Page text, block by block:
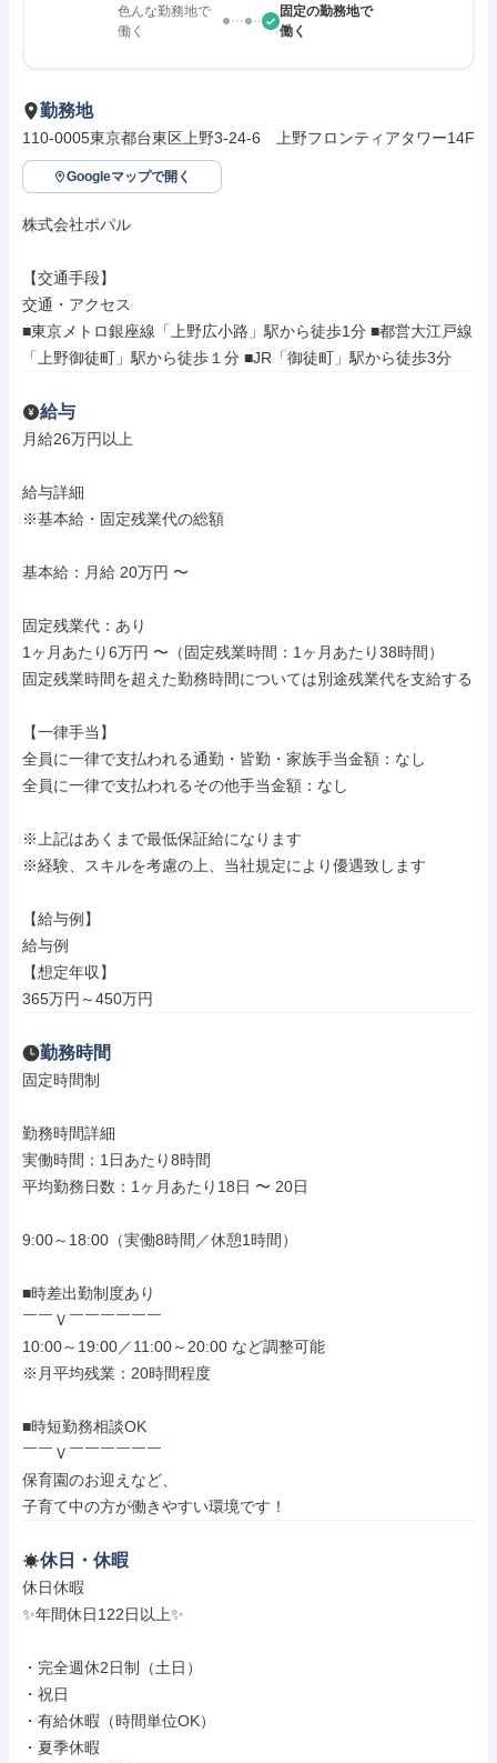
色んな勤務地で
働く
固定の勤務地で
働く
勤務地
110-0005東京都台東区上野3-24-6　上野フロンティアタワー14F
Googleマップで開く
株式会社ポパル
【交通手段】
交通・アクセス
■東京メトロ銀座線「上野広小路」駅から徒歩1分 ■都営大江戸線
「上野御徒町」駅から徒歩１分 ■JR「御徒町」駅から徒歩3分
給与
月給26万円以上
給与詳細
※基本給・固定残業代の総額
基本給：月給 20万円 〜
固定残業代：あり
1ヶ月あたり6万円 〜（固定残業時間：1ヶ月あたり38時間）
固定残業時間を超えた勤務時間については別途残業代を支給する
【一律手当】
全員に一律で支払われる通勤・皆勤・家族手当金額：なし
全員に一律で支払われるその他手当金額：なし
※上記はあくまで最低保証給になります
※経験、スキルを考慮の上、当社規定により優遇致します
【給与例】
給与例
【想定年収】
365万円～450万円
勤務時間
固定時間制
勤務時間詳細
実働時間：1日あたり8時間
平均勤務日数：1ヶ月あたり18日 〜 20日
9:00～18:00（実働8時間／休憩1時間）
■時差出勤制度あり
￣￣Ｖ￣￣￣￣￣￣
10:00～19:00／11:00～20:00 など調整可能
※月平均残業：20時間程度
■時短勤務相談OK
￣￣Ｖ￣￣￣￣￣￣
保育園のお迎えなど、
子育て中の方が働きやすい環境です！
休日・休暇
休日休暇
✨年間休日122日以上✨
・完全週休2日制（土日）
・祝日
・有給休暇（時間単位OK）
・夏季休暇